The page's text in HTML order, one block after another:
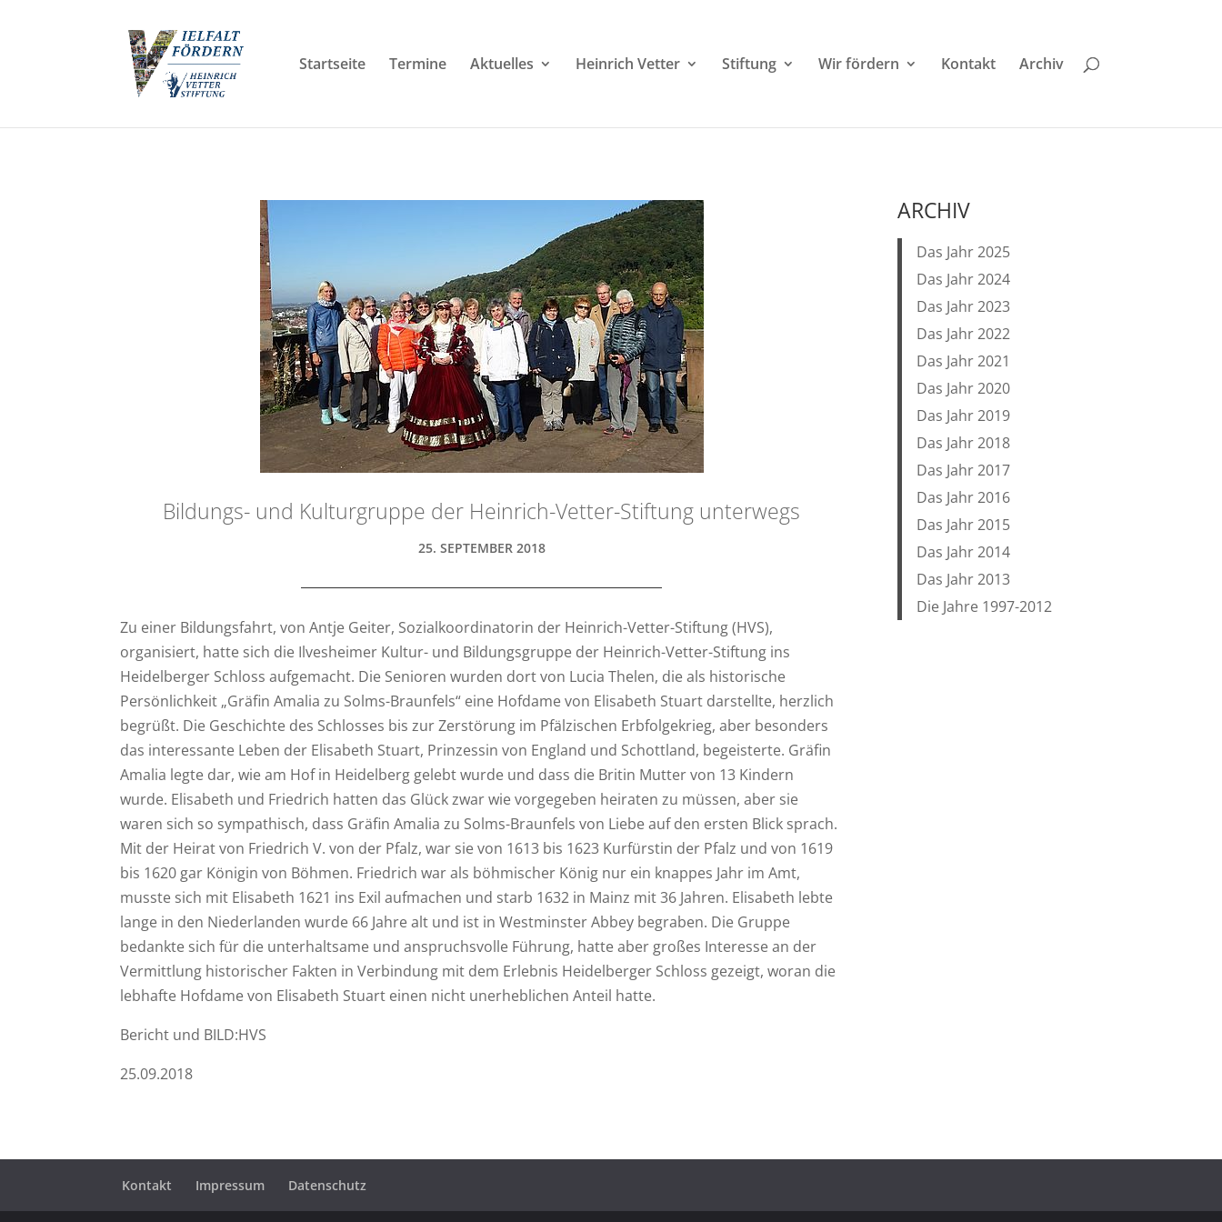
Startseite Termine Aktuelles Heinrich Vetter Stiftung Wir fördern Kontakt Archiv
Bildungs- und Kulturgruppe der Heinrich-Vetter-Stiftung unterwegs
25. SEPTEMBER 2018
Zu einer Bildungsfahrt, von Antje Geiter, Sozialkoordinatorin der Heinrich-Vetter-Stiftung (HVS),
organisiert, hatte sich die Ilvesheimer Kultur- und Bildungsgruppe der Heinrich-Vetter-Stiftung ins
Heidelberger Schloss aufgemacht. Die Senioren wurden dort von Lucia Thelen, die als historische
Persönlichkeit „Gräfin Amalia zu Solms-Braunfels“ eine Hofdame von Elisabeth Stuart darstellte, herzlich
begrüßt. Die Geschichte des Schlosses bis zur Zerstörung im Pfälzischen Erbfolgekrieg, aber besonders
das interessante Leben der Elisabeth Stuart, Prinzessin von England und Schottland, begeisterte. Gräfin
Amalia legte dar, wie am Hof in Heidelberg gelebt wurde und dass die Britin Mutter von 13 Kindern
wurde. Elisabeth und Friedrich hatten das Glück zwar wie vorgegeben heiraten zu müssen, aber sie
waren sich so sympathisch, dass Gräfin Amalia zu Solms-Braunfels von Liebe auf den ersten Blick sprach.
Mit der Heirat von Friedrich V. von der Pfalz, war sie von 1613 bis 1623 Kurfürstin der Pfalz und von 1619
bis 1620 gar Königin von Böhmen. Friedrich war als böhmischer König nur ein knappes Jahr im Amt,
musste sich mit Elisabeth 1621 ins Exil aufmachen und starb 1632 in Mainz mit 36 Jahren. Elisabeth lebte
lange in den Niederlanden wurde 66 Jahre alt und ist in Westminster Abbey begraben. Die Gruppe
bedankte sich für die unterhaltsame und anspruchsvolle Führung, hatte aber großes Interesse an der
Vermittlung historischer Fakten in Verbindung mit dem Erlebnis Heidelberger Schloss gezeigt, woran die
lebhafte Hofdame von Elisabeth Stuart einen nicht unerheblichen Anteil hatte.
Bericht und BILD:HVS
25.09.2018
ARCHIV
Das Jahr 2025
Das Jahr 2024
Das Jahr 2023
Das Jahr 2022
Das Jahr 2021
Das Jahr 2020
Das Jahr 2019
Das Jahr 2018
Das Jahr 2017
Das Jahr 2016
Das Jahr 2015
Das Jahr 2014
Das Jahr 2013
Die Jahre 1997-2012
Kontakt Impressum Datenschutz